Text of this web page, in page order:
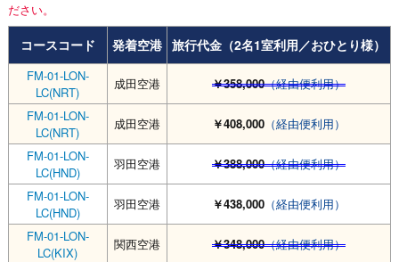
ださい。
コースコード 発着空港 旅行代金（2名1室利用／おひとり様）
FM-01-LON-
LC(NRT)
成田空港 ￥358,000（経由便利用）
FM-01-LON-
LC(NRT)
成田空港 ￥408,000（経由便利用）
FM-01-LON-
LC(HND)
羽田空港 ￥388,000（経由便利用）
FM-01-LON-
LC(HND)
羽田空港 ￥438,000（経由便利用）
FM-01-LON-
LC(KIX)
関西空港 ￥348,000（経由便利用）